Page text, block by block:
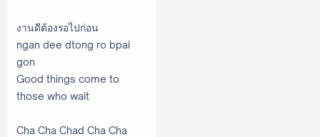
งานดีต้องรอไปก่อน
ngan dee dtong ro bpai
gon
Good things come to
those who wait
Cha Cha Chad Cha Cha